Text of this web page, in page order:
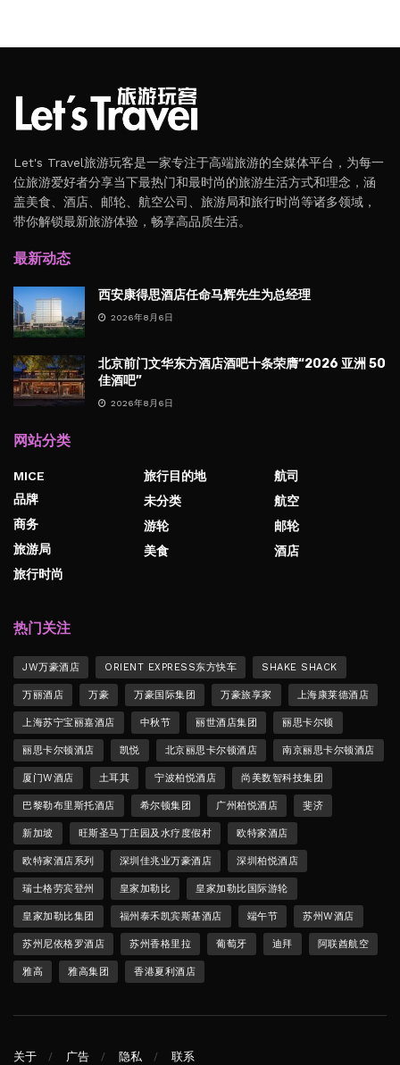
Let's Travel旅游玩客是一家专注于高端旅游的全媒体平台，为每一
位旅游爱好者分享当下最热门和最时尚的旅游生活方式和理念，涵
盖美食、酒店、邮轮、航空公司、旅游局和旅行时尚等诸多领域，
带你解锁最新旅游体验，畅享高品质生活。
最新动态
西安康得思酒店任命马辉先生为总经理
2026年8月6日
北京前门文华东方酒店酒吧十条荣膺“2026 亚洲 50
佳酒吧”
2026年8月6日
网站分类
MICE
品牌
商务
旅游局
旅行时尚
旅行目的地
未分类
游轮
美食
航司
航空
邮轮
酒店
热门关注
JW万豪酒店 ORIENT EXPRESS东方快车 SHAKE SHACK
万丽酒店 万豪 万豪国际集团 万豪旅享家 上海康莱德酒店
上海苏宁宝丽嘉酒店 中秋节 丽世酒店集团 丽思卡尔顿
丽思卡尔顿酒店 凯悦 北京丽思卡尔顿酒店 南京丽思卡尔顿酒店
厦门W酒店 土耳其 宁波柏悦酒店 尚美数智科技集团
巴黎勒布里斯托酒店 希尔顿集团 广州柏悦酒店 斐济
新加坡 旺斯圣马丁庄园及水疗度假村 欧特家酒店
欧特家酒店系列 深圳佳兆业万豪酒店 深圳柏悦酒店
瑞士格劳宾登州 皇家加勒比 皇家加勒比国际游轮
皇家加勒比集团 福州泰禾凯宾斯基酒店 端午节 苏州W酒店
苏州尼依格罗酒店 苏州香格里拉 葡萄牙 迪拜 阿联酋航空
雅高 雅高集团 香港夏利酒店
关于 广告 隐私 联系